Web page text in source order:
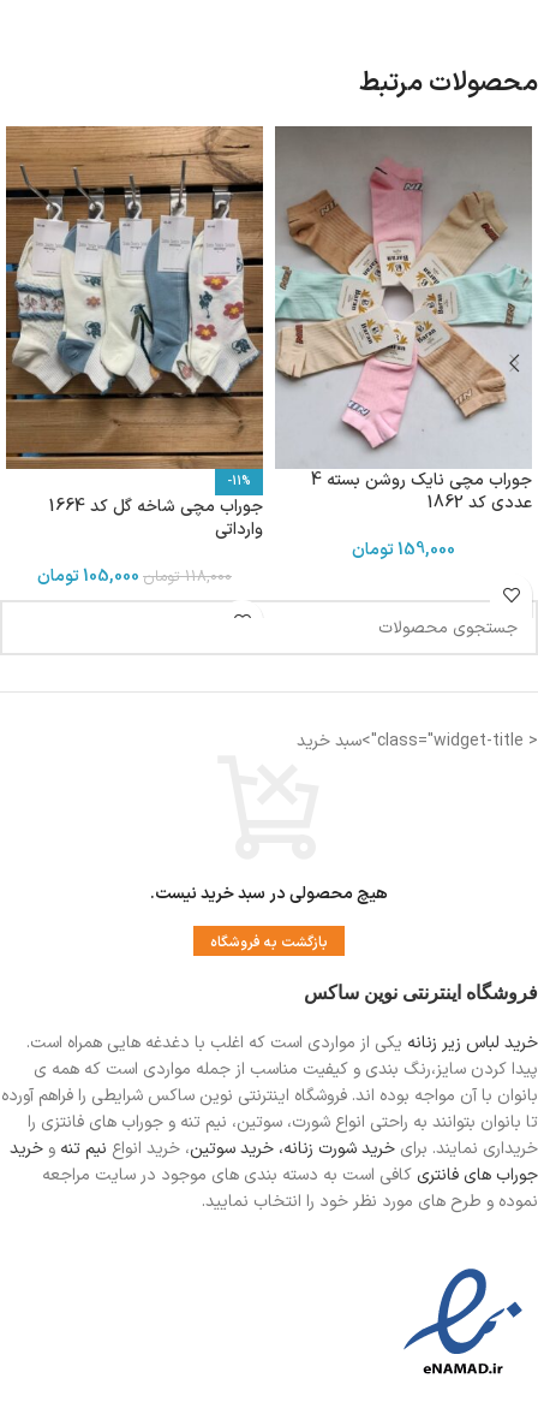
محصولات مرتبط
جوراب مچی نایک روشن بسته 4
عددی کد 1862
159,000تومان
-11%
جوراب مچی شاخه گل کد 1664
وارداتی
118,000 تومان 105,000تومان
< class="widget-title">سبد خرید
هیچ محصولی در سبد خرید نیست.
بازگشت به فروشگاه
فروشگاه اینترنتی نوین ساکس
خرید لباس زیر زنانه یکی از مواردی است که اغلب با دغدغه هایی همراه است.
پیدا کردن سایز،رنگ بندی و کیفیت مناسب از جمله مواردی است که همه ی
بانوان با آن مواجه بوده اند. فروشگاه اینترنتی نوین ساکس شرایطی را فراهم آورده
تا بانوان بتوانند به راحتی انواع شورت، سوتین، نیم تنه و جوراب های فانتزی را
خریداری نمایند. برای خرید شورت زنانه، خرید سوتین، خرید انواع نیم تنه و خرید
جوراب های فانتری کافی است به دسته بندی های موجود در سایت مراجعه
نموده و طرح های مورد نظر خود را انتخاب نمایید.